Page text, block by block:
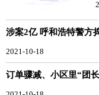
涉案2亿 呼和浩特警方
2021-10-18
订单骤减、小区里“团